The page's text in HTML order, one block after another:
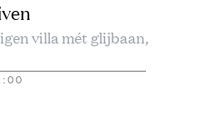
villa mét glijbaan,